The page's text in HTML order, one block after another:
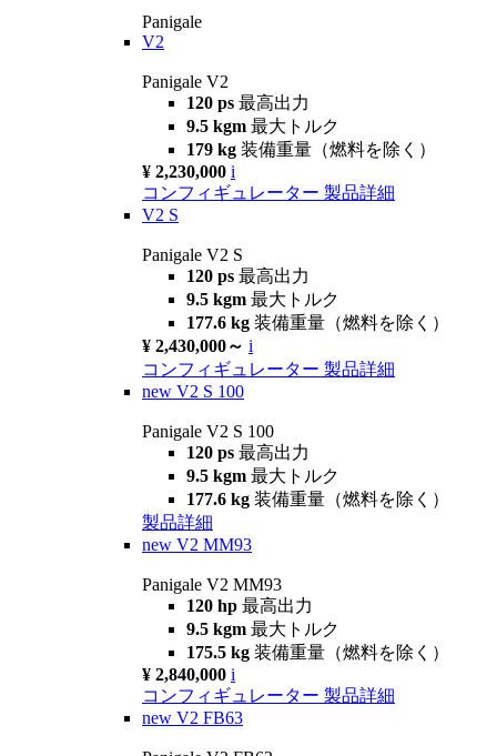
Panigale
V2
Panigale V2
120 ps 最高出力
9.5 kgm 最大トルク
179 kg 装備重量（燃料を除く）
¥ 2,230,000 i
コンフィギュレーター 製品詳細
V2 S
Panigale V2 S
120 ps 最高出力
9.5 kgm 最大トルク
177.6 kg 装備重量（燃料を除く）
¥ 2,430,000～ i
コンフィギュレーター 製品詳細
new V2 S 100
Panigale V2 S 100
120 ps 最高出力
9.5 kgm 最大トルク
177.6 kg 装備重量（燃料を除く）
製品詳細
new V2 MM93
Panigale V2 MM93
120 hp 最高出力
9.5 kgm 最大トルク
175.5 kg 装備重量（燃料を除く）
¥ 2,840,000 i
コンフィギュレーター 製品詳細
new V2 FB63